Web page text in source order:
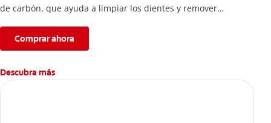
de carbón, que ayuda a limpiar los dientes y remover
Comprar ahora
Descubra más